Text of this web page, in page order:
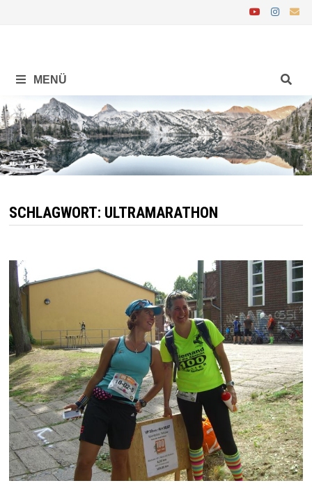
MENÜ
SCHLAGWORT: ULTRAMARATHON